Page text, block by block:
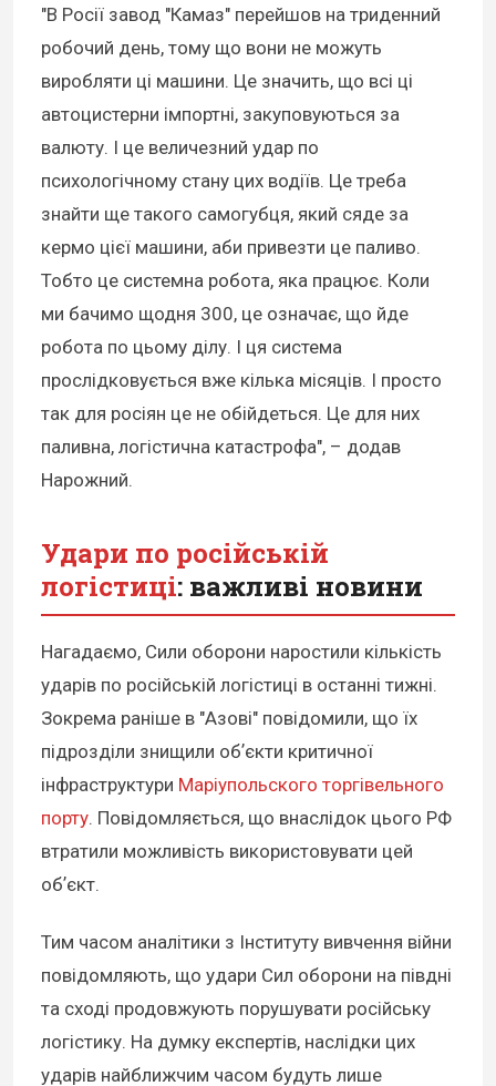
"В Росії завод "Камаз" перейшов на триденний
робочий день, тому що вони не можуть
виробляти ці машини. Це значить, що всі ці
автоцистерни імпортні, закуповуються за
валюту. І це величезний удар по
психологічному стану цих водіїв. Це треба
знайти ще такого самогубця, який сяде за
кермо цієї машини, аби привезти це паливо.
Тобто це системна робота, яка працює. Коли
ми бачимо щодня 300, це означає, що йде
робота по цьому ділу. І ця система
прослідковується вже кілька місяців. І просто
так для росіян це не обійдеться. Це для них
паливна, логістична катастрофа", – додав
Нарожний.
Удари по російській
логістиці: важливі новини
Нагадаємо, Сили оборони наростили кількість
ударів по російській логістиці в останні тижні.
Зокрема раніше в "Азові" повідомили, що їх
підрозділи знищили обʼєкти критичної
інфраструктури Маріупольского торгівельного
порту. Повідомляється, що внаслідок цього РФ
втратили можливість використовувати цей
обʼєкт.
Тим часом аналітики з Інституту вивчення війни
повідомляють, що удари Сил оборони на півдні
та сході продовжують порушувати російську
логістику. На думку експертів, наслідки цих
ударів найближчим часом будуть лише